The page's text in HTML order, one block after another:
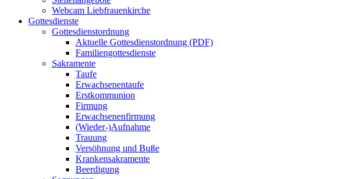
Webcam Liebfrauenkirche
Gottesdienste
Gottesdienstordnung
Aktuelle Gottesdienstordnung (PDF)
Familiengottesdienste
Sakramente
Taufe
Erwachsenentaufe
Erstkommunion
Firmung
Erwachsenenfirmung
(Wieder-)Aufnahme
Trauung
Versöhnung und Buße
Krankensakramente
Beerdigung